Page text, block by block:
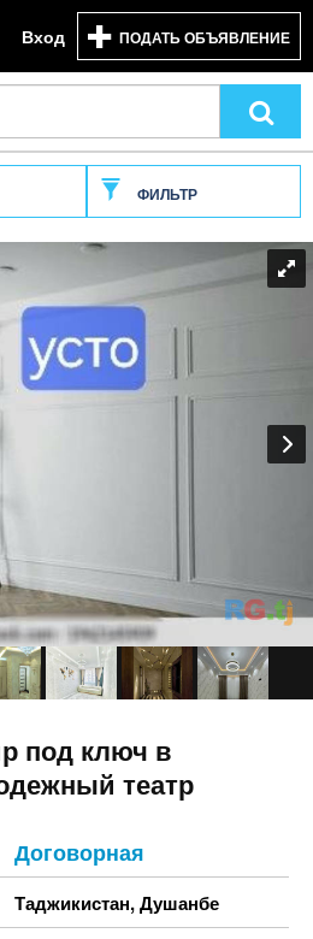
Вход ПОДАТЬ ОБЪЯВЛЕНИЕ
ФИЛЬТР
под ключ в
театр
Договорная
Таджикистан,Душанбе